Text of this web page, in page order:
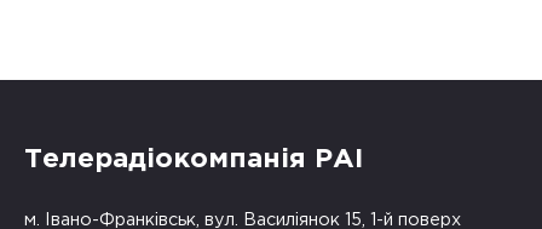
Телерадіокомпанія РАІ
м. Івано-Франківськ, вул. Василіянок 15, 1-й поверх